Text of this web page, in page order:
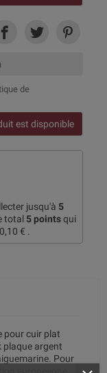
de
est disponible
jusqu'à 5
total 5 pointsqui
0,10 € .
pour cuir plat
plaque argent
Pour